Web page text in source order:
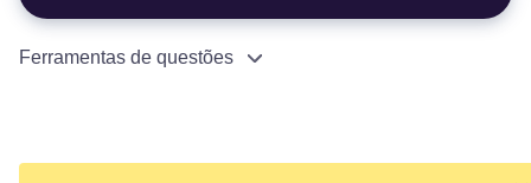
Ferramentas de questões